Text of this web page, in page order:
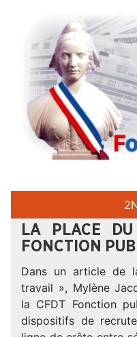
2
LA PLACE
FONCTION
Dans un article de
travail », Mylène
la CFDT Fonction
dispositifs de